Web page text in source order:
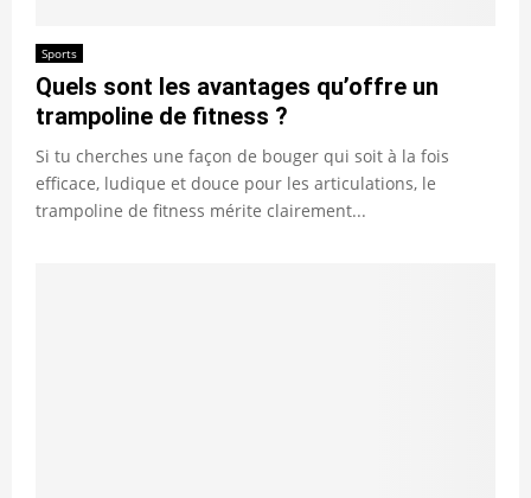
Sports
Quels sont les avantages qu’offre un
trampoline de fitness ?
Si tu cherches une façon de bouger qui soit à la fois
efficace, ludique et douce pour les articulations, le
trampoline de fitness mérite clairement...